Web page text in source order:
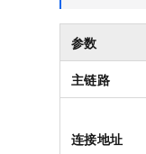
参数
主链路
连接地址